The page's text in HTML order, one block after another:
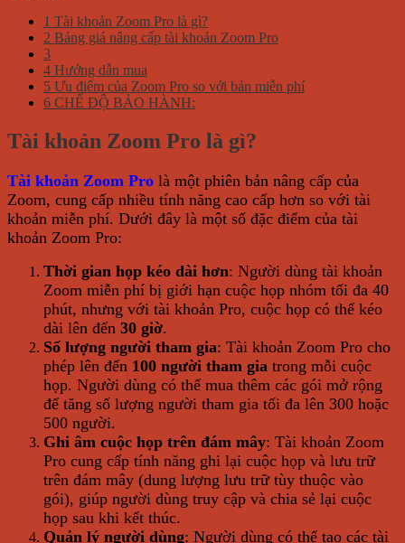
1 Tài khoản Zoom Pro là gì?
2 Bảng giá nâng cấp tài khoản Zoom Pro
3
4 Hướng dẫn mua
5 Ưu điểm của Zoom Pro so với bản miễn phí
6 CHẾ ĐỘ BẢO HÀNH:
Tài khoản Zoom Pro là gì?
Tài khoản Zoom Pro là một phiên bản nâng cấp của
Zoom, cung cấp nhiều tính năng cao cấp hơn so với tài
khoản miễn phí. Dưới đây là một số đặc điểm của tài
khoản Zoom Pro:
Thời gian họp kéo dài hơn: Người dùng tài khoản
Zoom miễn phí bị giới hạn cuộc họp nhóm tối đa 40
phút, nhưng với tài khoản Pro, cuộc họp có thể kéo
dài lên đến 30 giờ.
Số lượng người tham gia: Tài khoản Zoom Pro cho
phép lên đến 100 người tham gia trong mỗi cuộc
họp. Người dùng có thể mua thêm các gói mở rộng
để tăng số lượng người tham gia tối đa lên 300 hoặc
500 người.
Ghi âm cuộc họp trên đám mây: Tài khoản Zoom
Pro cung cấp tính năng ghi lại cuộc họp và lưu trữ
trên đám mây (dung lượng lưu trữ tùy thuộc vào
gói), giúp người dùng truy cập và chia sẻ lại cuộc
họp sau khi kết thúc.
Quản lý người dùng: Người dùng có thể tạo các tài